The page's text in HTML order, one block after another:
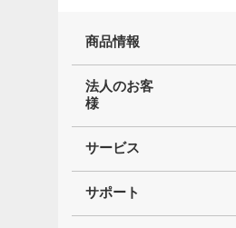
商品情報
法人のお客
様
サービス
サポート